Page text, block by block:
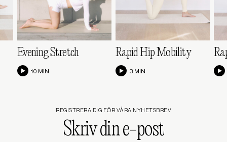
Evening Stretch
10 MIN
Rapid Hip Mobility
3 MIN
REGISTRERA DIG FÖR VÅRA NYHETSBREV
din